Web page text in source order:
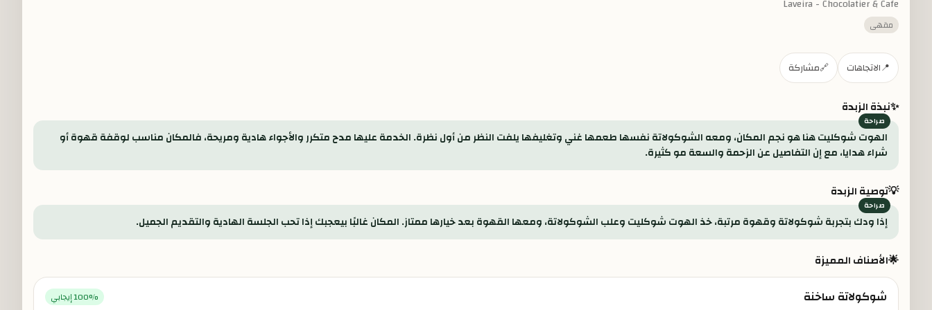
Laveira - Chocolatier & Cafe
مقهى
📍الاتجاهات 🔗مشاركة
✨نبذة الزبدة
الهوت شوكليت هنا هو نجم المكان، ومعه الشوكولاتة نفسها طعمها غني وتغليفها يلفت النظر من أول نظرة. الخدمة عليها مدح متكرر والأجواء هادية ومريحة، فالمكان مناسب لوقفة قهوة أو
شراء هدايا، مع إن التفاصيل عن الزحمة والسعة مو كثيرة.
💡توصية الزبدة
إذا ودك بتجربة شوكولاتة وقهوة مرتبة، خذ الهوت شوكليت وعلب الشوكولاتة، ومعها القهوة بعد خيارها ممتاز. المكان غالبًا بيعجبك إذا تحب الجلسة الهادية والتقديم الجميل.
🌟الأصناف المميزة
شوكولاتة ساخنة 100% إيجابي